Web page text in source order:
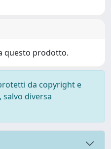
questo prodotto.
da copyright e
diversa